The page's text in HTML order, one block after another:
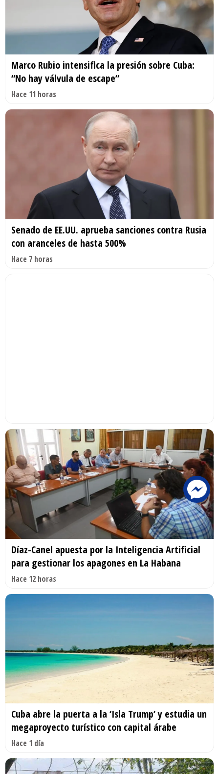
Marco Rubio intensifica la presión sobre Cuba:
“No hay válvula de escape”
Hace 11 horas
Senado de EE.UU. aprueba sanciones contra Rusia
con aranceles de hasta 500%
Hace 7 horas
Díaz-Canel apuesta por la Inteligencia Artificial
para gestionar los apagones en La Habana
Hace 12 horas
Cuba abre la puerta a la ‘Isla Trump’ y estudia un
megaproyecto turístico con capital árabe
Hace 1 día